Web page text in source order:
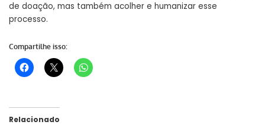
de doação, mas também acolher e humanizar esse
processo.
Compartilhe isso:
Relacionado